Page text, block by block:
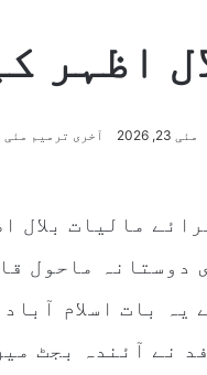
اظہر
مئی 23, 2026 آخری ترمیم مئی 23, 2026
مالیات بلال
دوستانہ ماحول
یہ بات اسلام
نے آئندہ بجٹ